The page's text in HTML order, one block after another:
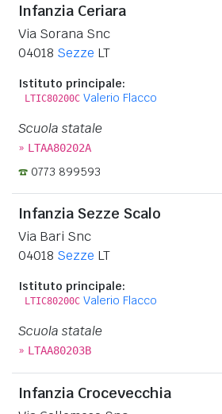
Infanzia Ceriara
Via Sorana Snc
04018 Sezze LT
Istituto principale:
LTIC80200C Valerio Flacco
Scuola statale
» LTAA80202A
0773 899593
Infanzia Sezze Scalo
Via Bari Snc
04018 Sezze LT
Istituto principale:
LTIC80200C Valerio Flacco
Scuola statale
» LTAA80203B
Infanzia Crocevecchia